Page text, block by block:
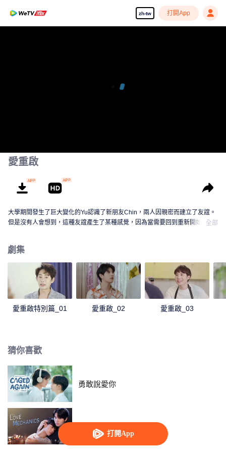
zh-tw 打開App
打開App
愛重啟
大學期間發生了巨大變化的Yu認識了新朋友Chin，兩人因親密而建立了友誼。
但是沒有人會想到，這種友誼產生了某種感覺，因為當需要回到重新開始時，
己的學弟So而發生改變，這讓他的心變得困惑和受傷的同時，也讓他擺脫了過
去的書呆子形象。“一個巨大的變化，將帶領他們重新開始……”
全部
劇集
愛重啟特別篇_01 愛重啟_02 愛重啟_03
猜你喜歡
勇敢說愛你